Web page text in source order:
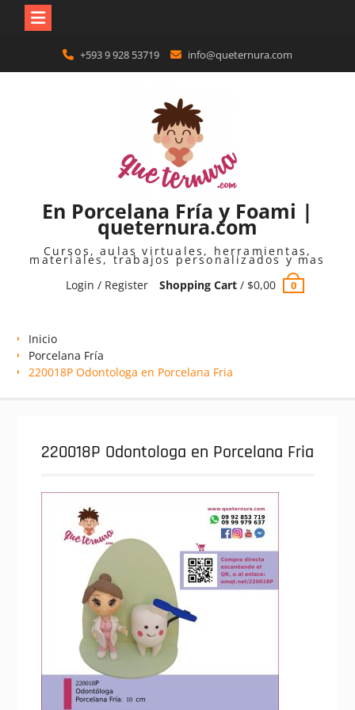
content
+593 9 928 53719 info@queternura.com
En Porcelana Fría y Foami |
queternura.com
Cursos, aulas virtuales, herramientas,
materiales, trabajos personalizados y mas
Login / Register
Shopping Cart/ $0,00 0
Inicio
Porcelana Fría
220018P Odontologa en Porcelana Fria
220018P Odontologa en Porcelana Fria